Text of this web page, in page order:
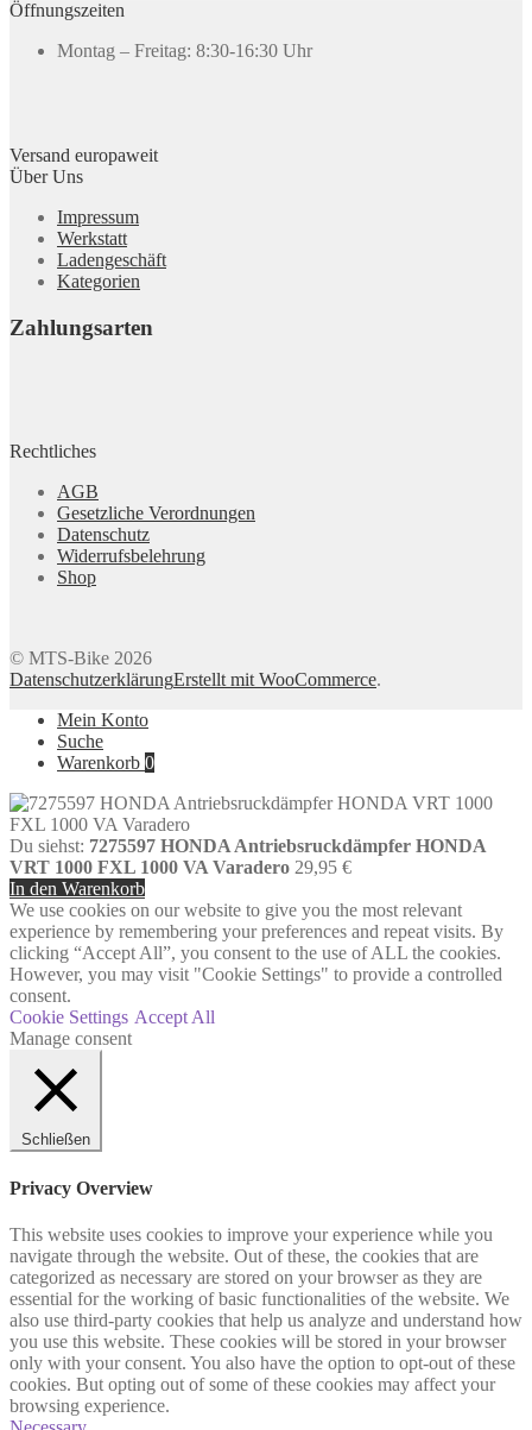
Öffnungszeiten
Montag – Freitag: 8:30-16:30 Uhr
Versand europaweit
Über Uns
Impressum
Werkstatt
Ladengeschäft
Kategorien
Zahlungsarten
Rechtliches
AGB
Gesetzliche Verordnungen
Datenschutz
Widerrufsbelehrung
Shop
© MTS-Bike 2026
DatenschutzerklärungErstellt mit WooCommerce.
Mein Konto
Suche
Warenkorb 0
Du siehst: 7275597 HONDA Antriebsruckdämpfer HONDA
VRT 1000 FXL 1000 VA Varadero 29,95 €
In den Warenkorb
We use cookies on our website to give you the most relevant
experience by remembering your preferences and repeat visits. By
clicking “Accept All”, you consent to the use of ALL the cookies.
However, you may visit "Cookie Settings" to provide a controlled
consent.
Cookie Settings Accept All
Manage consent
Schließen
Privacy Overview
This website uses cookies to improve your experience while you
navigate through the website. Out of these, the cookies that are
categorized as necessary are stored on your browser as they are
essential for the working of basic functionalities of the website. We
also use third-party cookies that help us analyze and understand how
you use this website. These cookies will be stored in your browser
only with your consent. You also have the option to opt-out of these
cookies. But opting out of some of these cookies may affect your
browsing experience.